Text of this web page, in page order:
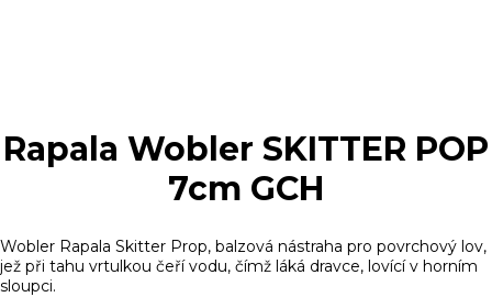
Rapala Wobler SKITTER POP
7cm GCH
Wobler Rapala Skitter Prop, balzová nástraha pro povrchový lov,
jež při tahu vrtulkou čeří vodu, čímž láká dravce, lovící v horním
sloupci.